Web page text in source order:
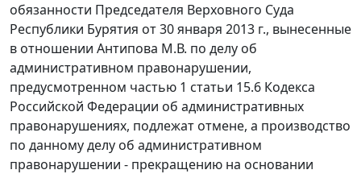
обязанности Председателя Верховного Суда
Республики Бурятия от 30 января 2013 г., вынесенные
в отношении Антипова М.В. по делу об
административном правонарушении,
предусмотренном частью 1 статьи 15.6 Кодекса
Российской Федерации об административных
правонарушениях, подлежат отмене, а производство
по данному делу об административном
правонарушении - прекращению на основании